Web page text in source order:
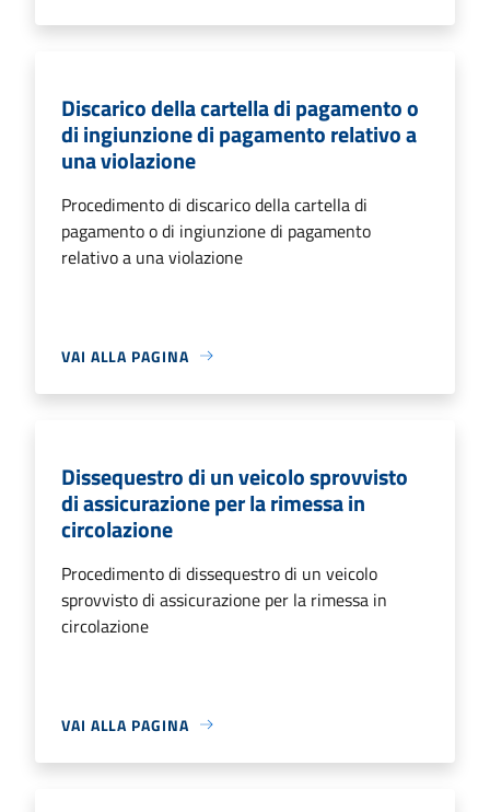
Discarico della cartella di pagamento o
di ingiunzione di pagamento relativo a
una violazione
Procedimento di discarico della cartella di
pagamento o di ingiunzione di pagamento
relativo a una violazione
VAI ALLA PAGINA
Dissequestro di un veicolo sprovvisto
di assicurazione per la rimessa in
circolazione
Procedimento di dissequestro di un veicolo
sprovvisto di assicurazione per la rimessa in
circolazione
VAI ALLA PAGINA